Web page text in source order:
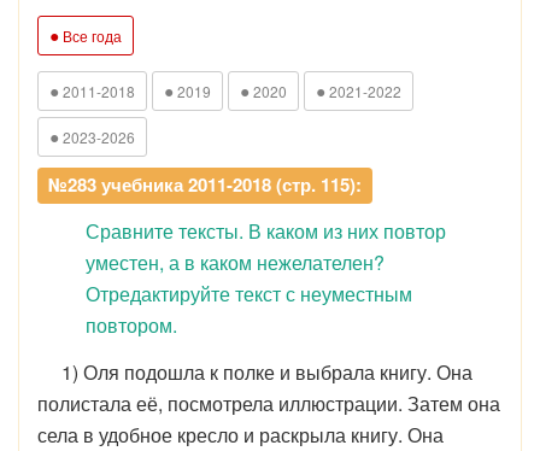
● Все года
● 2011-2018 ● 2019 ● 2020 ● 2021-2022
● 2023-2026
№283 учебника 2011-2018 (стр. 115):
Сравните тексты. В каком из них повтор
уместен, а в каком нежелателен?
Отредактируйте текст с неуместным
повтором.
1) Оля подошла к полке и выбрала книгу. Она
полистала её, посмотрела иллюстрации. Затем она
села в удобное кресло и раскрыла книгу. Она